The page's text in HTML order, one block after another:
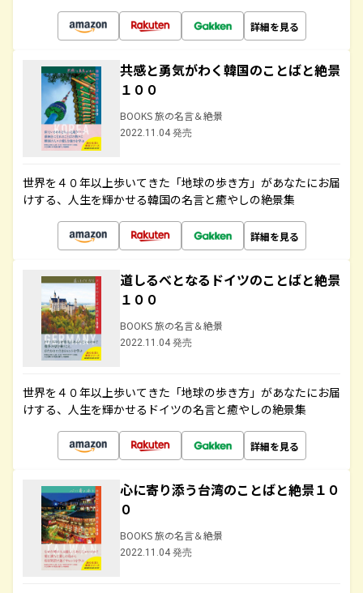
詳細を見る
共感と勇気がわく韓国のことばと絶景
１００
BOOKS 旅の名言＆絶景
2022.11.04 発売
世界を４０年以上歩いてきた「地球の歩き方」があなたにお届
けする、人生を輝かせる韓国の名言と癒やしの絶景集
詳細を見る
道しるべとなるドイツのことばと絶景
１００
BOOKS 旅の名言＆絶景
2022.11.04 発売
世界を４０年以上歩いてきた「地球の歩き方」があなたにお届
けする、人生を輝かせるドイツの名言と癒やしの絶景集
詳細を見る
心に寄り添う台湾のことばと絶景１０
０
BOOKS 旅の名言＆絶景
2022.11.04 発売